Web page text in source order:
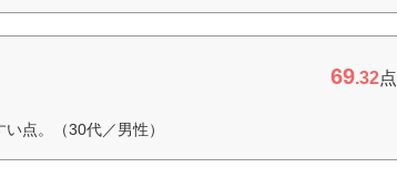
69.32点
点。（30代／男性）